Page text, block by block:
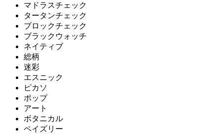
マドラスチェック
タータンチェック
ブロックチェック
ブラックウォッチ
ネイティブ
総柄
迷彩
エスニック
ピカソ
ポップ
アート
ボタニカル
ペイズリー